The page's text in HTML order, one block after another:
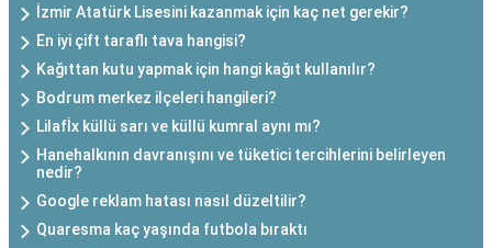
İzmir Atatürk Lisesini kazanmak için kaç net gerekir?
En iyi çift taraflı tava hangisi?
Kağıttan kutu yapmak için hangi kağıt kullanılır?
Bodrum merkez ilçeleri hangileri?
Lilafİx küllü sarı ve küllü kumral aynı mı?
Hanehalkının davranışını ve tüketici tercihlerini belirleyen
nedir?
Google reklam hatası nasıl düzeltilir?
Quaresma kaç yaşında futbola bıraktı